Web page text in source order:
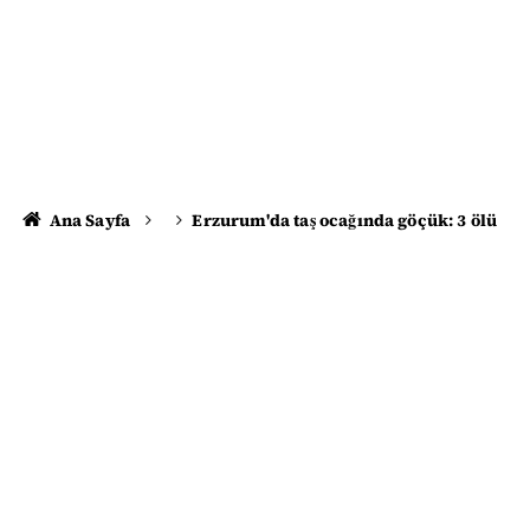
Ana Sayfa Erzurum'da taş ocağında göçük: 3 ölü